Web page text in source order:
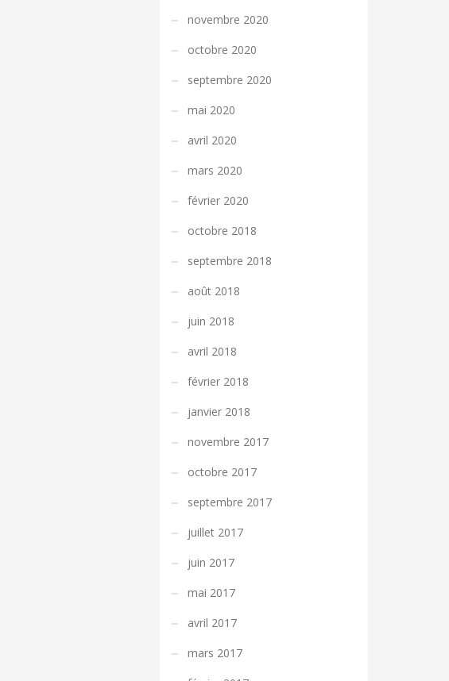
novembre 2020
octobre 2020
septembre 2020
mai 2020
avril 2020
mars 2020
février 2020
octobre 2018
septembre 2018
août 2018
juin 2018
avril 2018
février 2018
janvier 2018
novembre 2017
octobre 2017
septembre 2017
juillet 2017
juin 2017
mai 2017
avril 2017
mars 2017